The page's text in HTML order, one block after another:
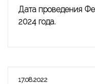
Дата проведения
2024 года.
17.08.2022